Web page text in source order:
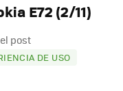
E72 (2/11)
post
DE USO